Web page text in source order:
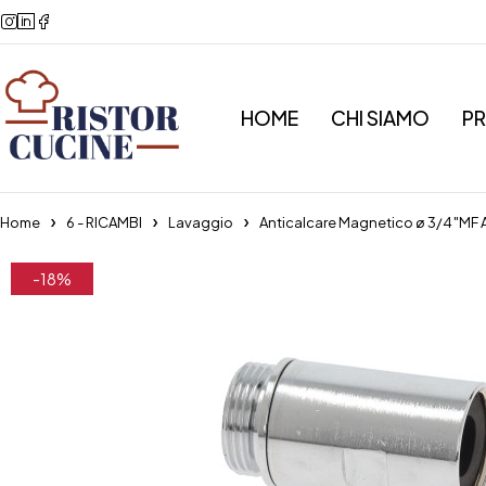
HOME CHI SIAMO
Home 6 - RICAMBI Lavaggio Anticalcare Magnetico ø 3/4″MF
-18%